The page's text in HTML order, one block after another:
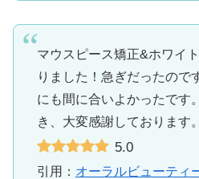
マウスピース矯正&ホワイ
りました！急ぎだったので
にも間に合いよかったです
き、大変感謝しております。
5.0
引用： オーラルビューティ